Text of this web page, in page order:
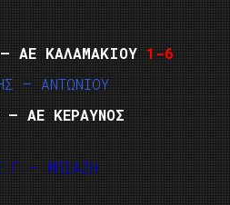
ΑΕ ΚΑΛΑΜΑΚΙΟΥ 1-6
– ΑΝΤΩΝΙΟΥ
– ΑΕ ΚΕΡΑΥΝΟΣ
Γ – ΜΠΙΑΖΗ